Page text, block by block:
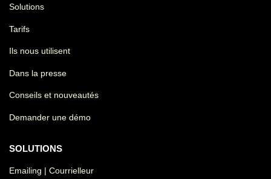
Solutions
Tarifs
Ils nous utilisent
Dans la presse
Conseils et nouveautés
Demander une démo
SOLUTIONS
Emailing | Courrielleur